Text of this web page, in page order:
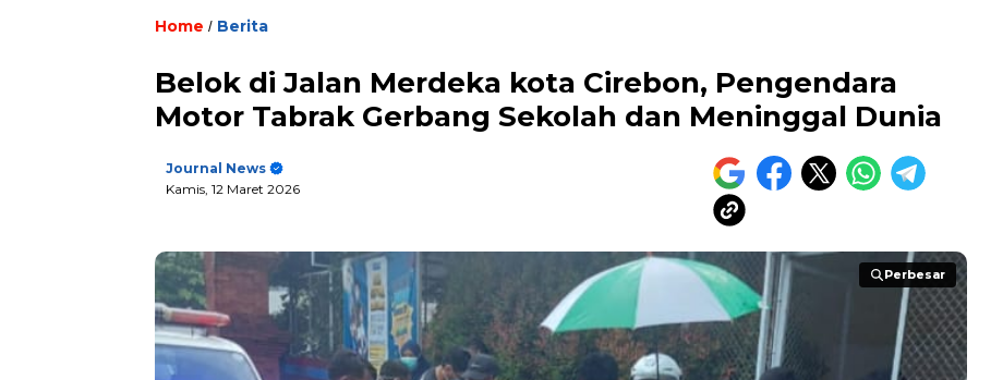
Home / Berita
Belok di Jalan Merdeka kota Cirebon, Pengendara
Motor Tabrak Gerbang Sekolah dan Meninggal Dunia
Journal News
Kamis, 12 Maret 2026
Perbesar
Perbesar